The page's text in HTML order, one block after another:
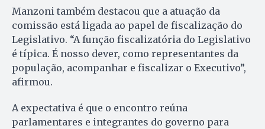
Manzoni também destacou que a atuação da
comissão está ligada ao papel de fiscalização do
Legislativo. “A função fiscalizatória do Legislativo
é típica. É nosso dever, como representantes da
população, acompanhar e fiscalizar o Executivo”,
afirmou.
A expectativa é que o encontro reúna
parlamentares e integrantes do governo para